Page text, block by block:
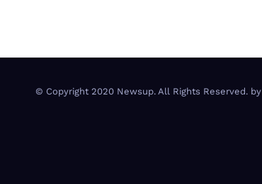
© Copyright 2020 Newsup. All Rights Reserved. by